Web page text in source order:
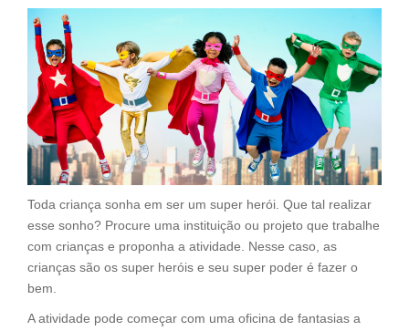
Toda criança sonha em ser um super herói. Que tal realizar
esse sonho? Procure uma instituição ou projeto que trabalhe
com crianças e proponha a atividade. Nesse caso, as
crianças são os super heróis e seu super poder é fazer o
bem.
A atividade pode começar com uma oficina de fantasias a